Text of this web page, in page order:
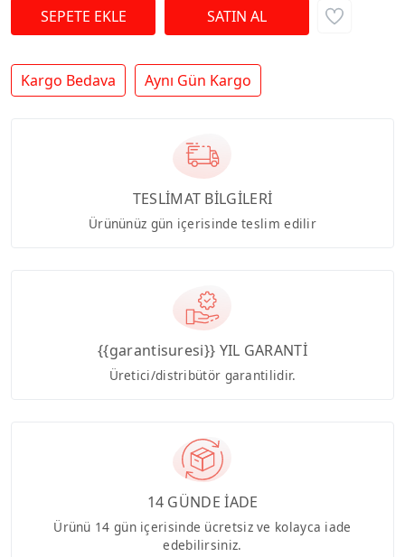
Kargo Bedava Aynı Gün Kargo
TESLİMAT BİLGİLERİ
Ürününüz gün içerisinde teslim edilir
{{garantisuresi}} YIL GARANTİ
Üretici/distribütör garantilidir.
14 GÜNDE İADE
Ürünü 14 gün içerisinde ücretsiz ve kolayca iade
edebilirsiniz.